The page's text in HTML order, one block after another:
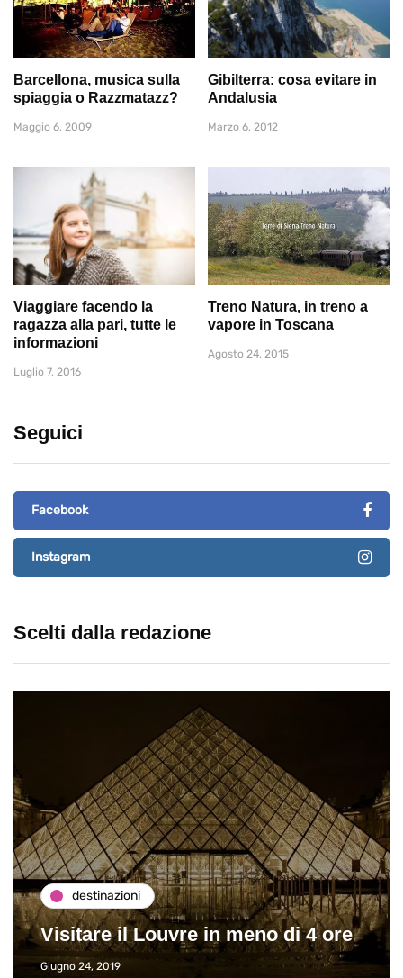
Barcellona, musica sulla
spiaggia o Razzmatazz?
Maggio 6, 2009
Gibilterra: cosa evitare in
Andalusia
Marzo 6, 2012
Viaggiare facendo la
ragazza alla pari, tutte le
informazioni
Luglio 7, 2016
Treno Natura, in treno a
vapore in Toscana
Agosto 24, 2015
Seguici
Facebook
Instagram
Scelti dalla redazione
destinazioni
Visitare il Louvre in meno di 4 ore
Giugno 24, 2019